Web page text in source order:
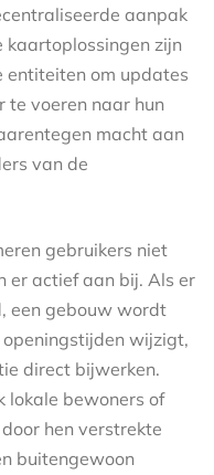
aanpak
kaartoplossingen zijn
entiteiten om updates
te voeren naar hun
macht aan
van de
gebruikers niet
er actief aan bij. Als er
een gebouw wordt
wijzigt,
direct bijwerken.
lokale bewoners of
hen verstrekte
buitengewoon